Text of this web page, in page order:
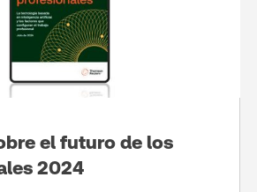
el futuro de los
2024